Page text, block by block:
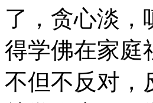
了，贪心淡，
得学佛在家庭
不但不反对，